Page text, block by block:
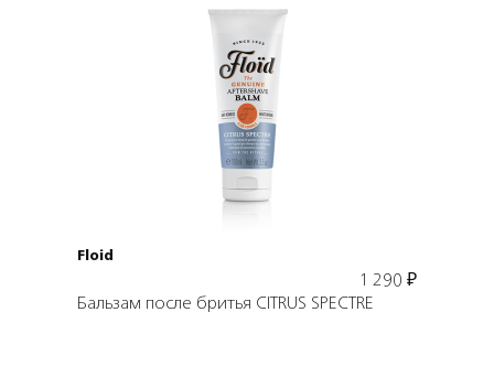
Подробнее
В корзину
Floid
1 290 ₽
Бальзам после бритья CITRUS SPECTRE